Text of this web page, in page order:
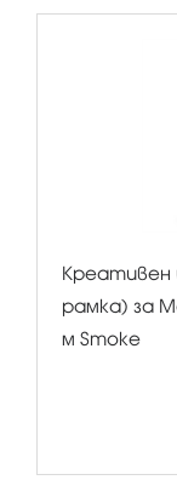
Креативен
рамка) за
м Smoke